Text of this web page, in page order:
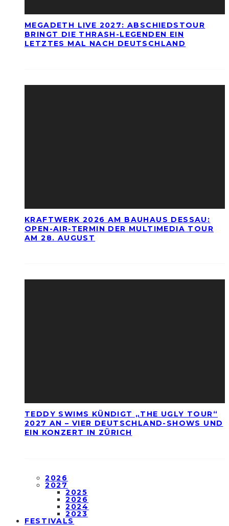
MEGADETH LIVE 2027: ABSCHIEDSTOUR
BRINGT DIE THRASH-LEGENDEN EIN
LETZTES MAL NACH DEUTSCHLAND
KRAFTWERK 2026 AM BAUHAUS DESSAU:
OPEN-AIR-TERMIN DER MULTIMEDIA TOUR
AM 28. AUGUST
TEDDY SWIMS KÜNDIGT „THE UGLY TOUR“
2027 AN – VIER DEUTSCHLAND-SHOWS UND
EIN KONZERT IN ZÜRICH
2026
2027
2025
2026
2024
2023
FESTIVALS